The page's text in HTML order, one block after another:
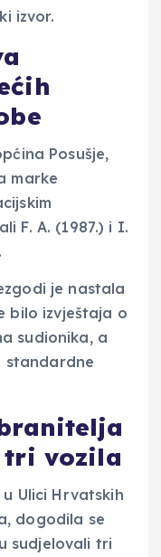
izvor.
Posušje,
marke
F. A. (1987.) i I.
je nastala
bilo izvještaja o
sudionika, a
standardne
tri vozila
Ulici Hrvatskih
dogodila se
sudjelovali tri